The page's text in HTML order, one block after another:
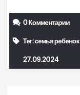
0 Комментарии
Тег:семьяребенок
27.09.2024